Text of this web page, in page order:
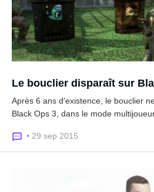
Le bouclier disparaît sur
Après 6 ans d'existence, le bouclier
Black Ops 3, dans le mode
• 29 sep 2015